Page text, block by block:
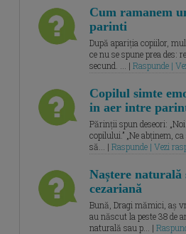
Cum ramanem
parinti
După apariția copiilor,
ce nu se spune prea des:
secund. ... | Raspunde |
Copilul simte
in aer intre
Părinții spun deseori:
copilului.” „Ne abținem,
să... | Raspunde | Vezi
Naștere naturală
cezariană
Bună, Dragi mămici, aș
au născut la peste 38 de
naturală sau p... |